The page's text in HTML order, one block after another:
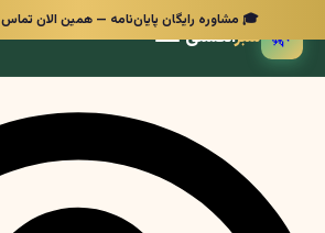
🎓 مشاوره رایگان پایان‌نامه — همین الان تماس
🌿 سبزانگشتی